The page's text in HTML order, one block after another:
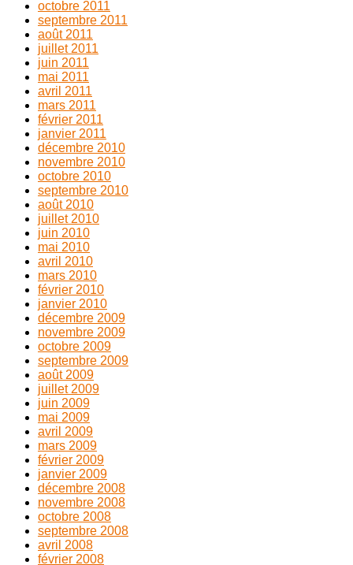
octobre 2011
septembre 2011
août 2011
juillet 2011
juin 2011
mai 2011
avril 2011
mars 2011
février 2011
janvier 2011
décembre 2010
novembre 2010
octobre 2010
septembre 2010
août 2010
juillet 2010
juin 2010
mai 2010
avril 2010
mars 2010
février 2010
janvier 2010
décembre 2009
novembre 2009
octobre 2009
septembre 2009
août 2009
juillet 2009
juin 2009
mai 2009
avril 2009
mars 2009
février 2009
janvier 2009
décembre 2008
novembre 2008
octobre 2008
septembre 2008
avril 2008
février 2008